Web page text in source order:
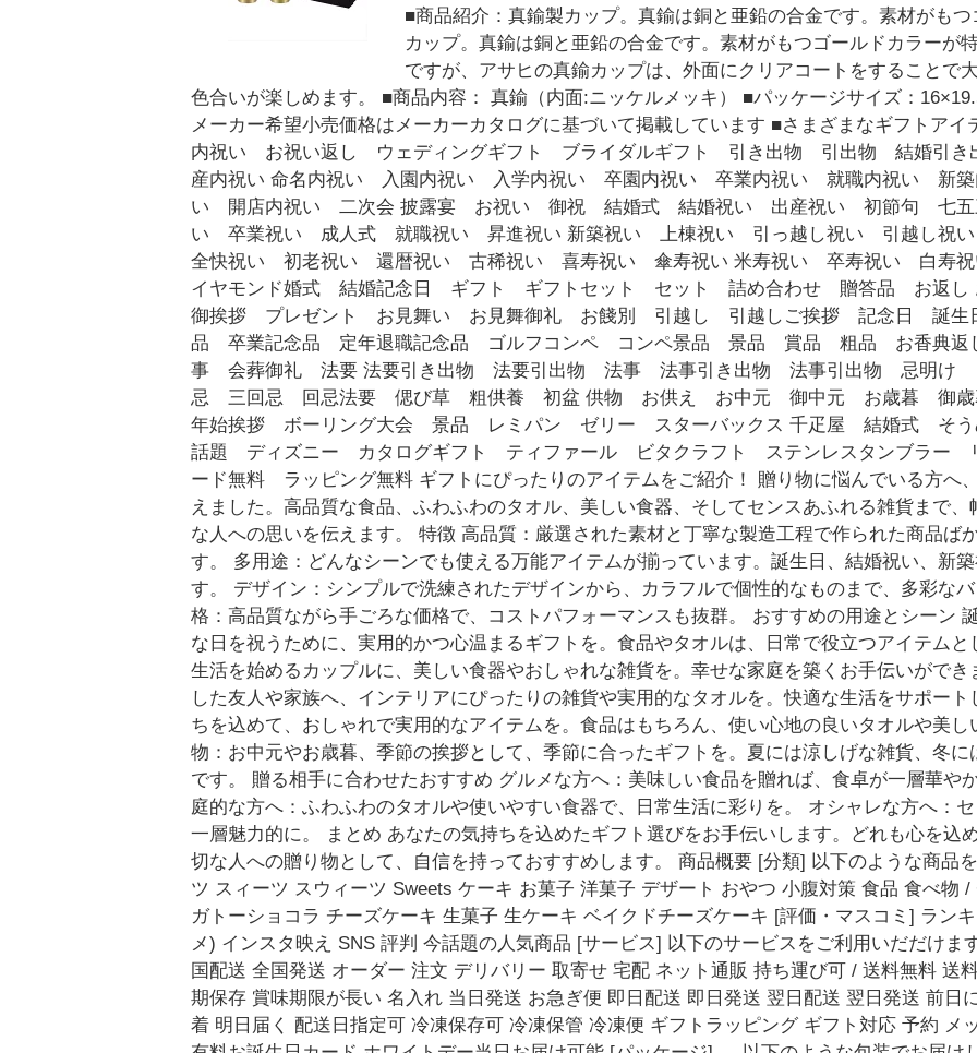
■商品紹介：真鍮製カップ。真鍮は銅と亜鉛の合金です。素材がも
カップ。真鍮は銅と亜鉛の合金です。素材がもつゴールドカラーが
ですが、アサヒの真鍮カップは、外面にクリアコートをすることで
色合いが楽しめます。 ■商品内容： 真鍮（内面:ニッケルメッキ） ■パッケージサイズ：
メーカー希望小売価格はメーカーカタログに基づいて掲載しています ■さまざまなギフトア
内祝い お祝い返し ウェディングギフト ブライダルギフト 引き出物 引出物 結婚引
産内祝い 命名内祝い 入園内祝い 入学内祝い 卒園内祝い 卒業内祝い 就職内祝い 新
い 開店内祝い 二次会 披露宴 お祝い 御祝 結婚式 結婚祝い 出産祝い 初節句 七
い 卒業祝い 成人式 就職祝い 昇進祝い 新築祝い 上棟祝い 引っ越し祝い 引越し
全快祝い 初老祝い 還暦祝い 古稀祝い 喜寿祝い 傘寿祝い 米寿祝い 卒寿祝い 白
イヤモンド婚式 結婚記念日 ギフト ギフトセット セット 詰め合わせ 贈答品 お
御挨拶 プレゼント お見舞い お見舞御礼 お餞別 引越し 引越しご挨拶 記念日 誕
品 卒業記念品 定年退職記念品 ゴルフコンペ コンペ景品 景品 賞品 粗品 お香典
事 会葬御礼 法要 法要引き出物 法要引出物 法事 法事引き出物 法事引出物 忌明け
忌 三回忌 回忌法要 偲び草 粗供養 初盆 供物 お供え お中元 御中元 お歳暮 御
年始挨拶 ボーリング大会 景品 レミパン ゼリー スターバックス 千疋屋 結婚式 そ
話題 ディズニー カタログギフト ティファール ビタクラフト ステンレスタンブラー
ード無料 ラッピング無料 ギフトにぴったりのアイテムをご紹介！ 贈り物に悩んでいる方へ
えました。高品質な食品、ふわふわのタオル、美しい食器、そしてセンスあふれる雑貨まで
な人への思いを伝えます。 特徴 高品質：厳選された素材と丁寧な製造工程で作られた商品ば
す。 多用途：どんなシーンでも使える万能アイテムが揃っています。誕生日、結婚祝い、新
す。 デザイン：シンプルで洗練されたデザインから、カラフルで個性的なものまで、多彩な
格：高品質ながら手ごろな価格で、コストパフォーマンスも抜群。 おすすめの用途とシーン
な日を祝うために、実用的かつ心温まるギフトを。食品やタオルは、日常で役立つアイテム
生活を始めるカップルに、美しい食器やおしゃれな雑貨を。幸せな家庭を築くお手伝いがで
した友人や家族へ、インテリアにぴったりの雑貨や実用的なタオルを。快適な生活をサポー
ちを込めて、おしゃれで実用的なアイテムを。食品はもちろん、使い心地の良いタオルや美
物：お中元やお歳暮、季節の挨拶として、季節に合ったギフトを。夏には涼しげな雑貨、冬
です。 贈る相手に合わせたおすすめ グルメな方へ：美味しい食品を贈れば、食卓が一層華や
庭的な方へ：ふわふわのタオルや使いやすい食器で、日常生活に彩りを。 オシャレな方へ：
一層魅力的に。 まとめ あなたの気持ちを込めたギフト選びをお手伝いします。どれも心を込
切な人への贈り物として、自信を持っておすすめします。 商品概要 [分類] 以下のような商品
ツ スィーツ スウィーツ Sweets ケーキ お菓子 洋菓子 デザート おやつ 小腹対策 食品 食べ物
ガトーショコラ チーズケーキ 生菓子 生ケーキ ベイクドチーズケーキ [評価・マスコミ] ラン
メ) インスタ映え SNS 評判 今話題の人気商品 [サービス] 以下のサービスをご利用いだだけま
国配送 全国発送 オーダー 注文 デリバリー 取寄せ 宅配 ネット通販 持ち運び可 / 送料無料 送
期保存 賞味期限が長い 名入れ 当日発送 お急ぎ便 即日配送 即日発送 翌日配送 翌日発送 前日
着 明日届く 配送日指定可 冷凍保存可 冷凍保管 冷凍便 ギフトラッピング ギフト対応 予約 メ